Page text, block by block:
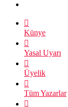
Künye
Yasal Uyarı
Üyelik
Tüm Yazarlar